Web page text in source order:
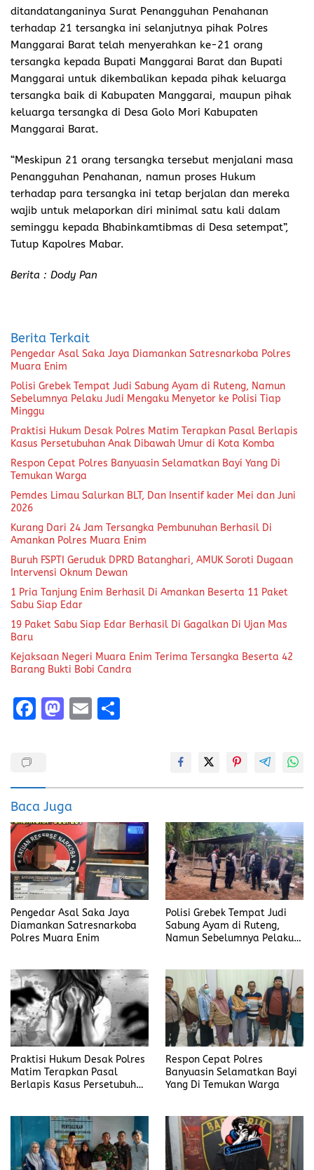
ditandatanganinya Surat Penangguhan Penahanan
terhadap 21 tersangka ini selanjutnya pihak Polres
Manggarai Barat telah menyerahkan ke-21 orang
tersangka kepada Bupati Manggarai Barat dan Bupati
Manggarai untuk dikembalikan kepada pihak keluarga
tersangka baik di Kabupaten Manggarai, maupun pihak
keluarga tersangka di Desa Golo Mori Kabupaten
Manggarai Barat.
“Meskipun 21 orang tersangka tersebut menjalani masa
Penangguhan Penahanan, namun proses Hukum
terhadap para tersangka ini tetap berjalan dan mereka
wajib untuk melaporkan diri minimal satu kali dalam
seminggu kepada Bhabinkamtibmas di Desa setempat”,
Tutup Kapolres Mabar.
Berita : Dody Pan
Berita Terkait
Pengedar Asal Saka Jaya Diamankan Satresnarkoba Polres
Muara Enim
Polisi Grebek Tempat Judi Sabung Ayam di Ruteng, Namun
Sebelumnya Pelaku Judi Mengaku Menyetor ke Polisi Tiap
Minggu
Praktisi Hukum Desak Polres Matim Terapkan Pasal Berlapis
Kasus Persetubuhan Anak Dibawah Umur di Kota Komba
Respon Cepat Polres Banyuasin Selamatkan Bayi Yang Di
Temukan Warga
Pemdes Limau Salurkan BLT, Dan Insentif kader Mei dan Juni
2026
Kurang Dari 24 Jam Tersangka Pembunuhan Berhasil Di
Amankan Polres Muara Enim
Buruh FSPTI Geruduk DPRD Batanghari, AMUK Soroti Dugaan
Intervensi Oknum Dewan
1 Pria Tanjung Enim Berhasil Di Amankan Beserta 11 Paket
Sabu Siap Edar
19 Paket Sabu Siap Edar Berhasil Di Gagalkan Di Ujan Mas
Baru
Kejaksaan Negeri Muara Enim Terima Tersangka Beserta 42
Barang Bukti Bobi Candra
F
o
o
k
M
d
o
n
E
Baca Juga
Pengedar Asal Saka Jaya
Diamankan Satresnarkoba
Polres Muara Enim
Polisi Grebek Tempat Judi
Sabung Ayam di Ruteng,
Namun Sebelumnya Pelaku
Praktisi Hukum Desak Polres
Matim Terapkan Pasal
Berlapis Kasus Persetubuhan
Respon Cepat Polres
Banyuasin Selamatkan Bayi
Yang Di Temukan Warga